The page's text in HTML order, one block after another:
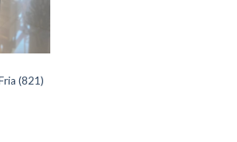
(821)